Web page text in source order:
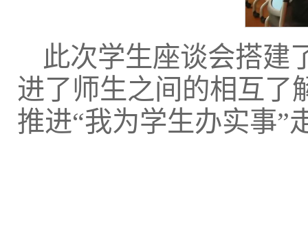
此次学生座谈会搭建
进了师生之间的相互了
推进“我为学生办实事”